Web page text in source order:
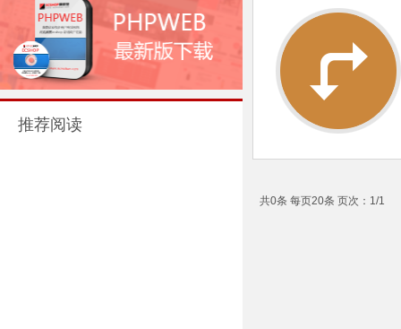
推荐阅读
共0条 每页20条 页次：1/1